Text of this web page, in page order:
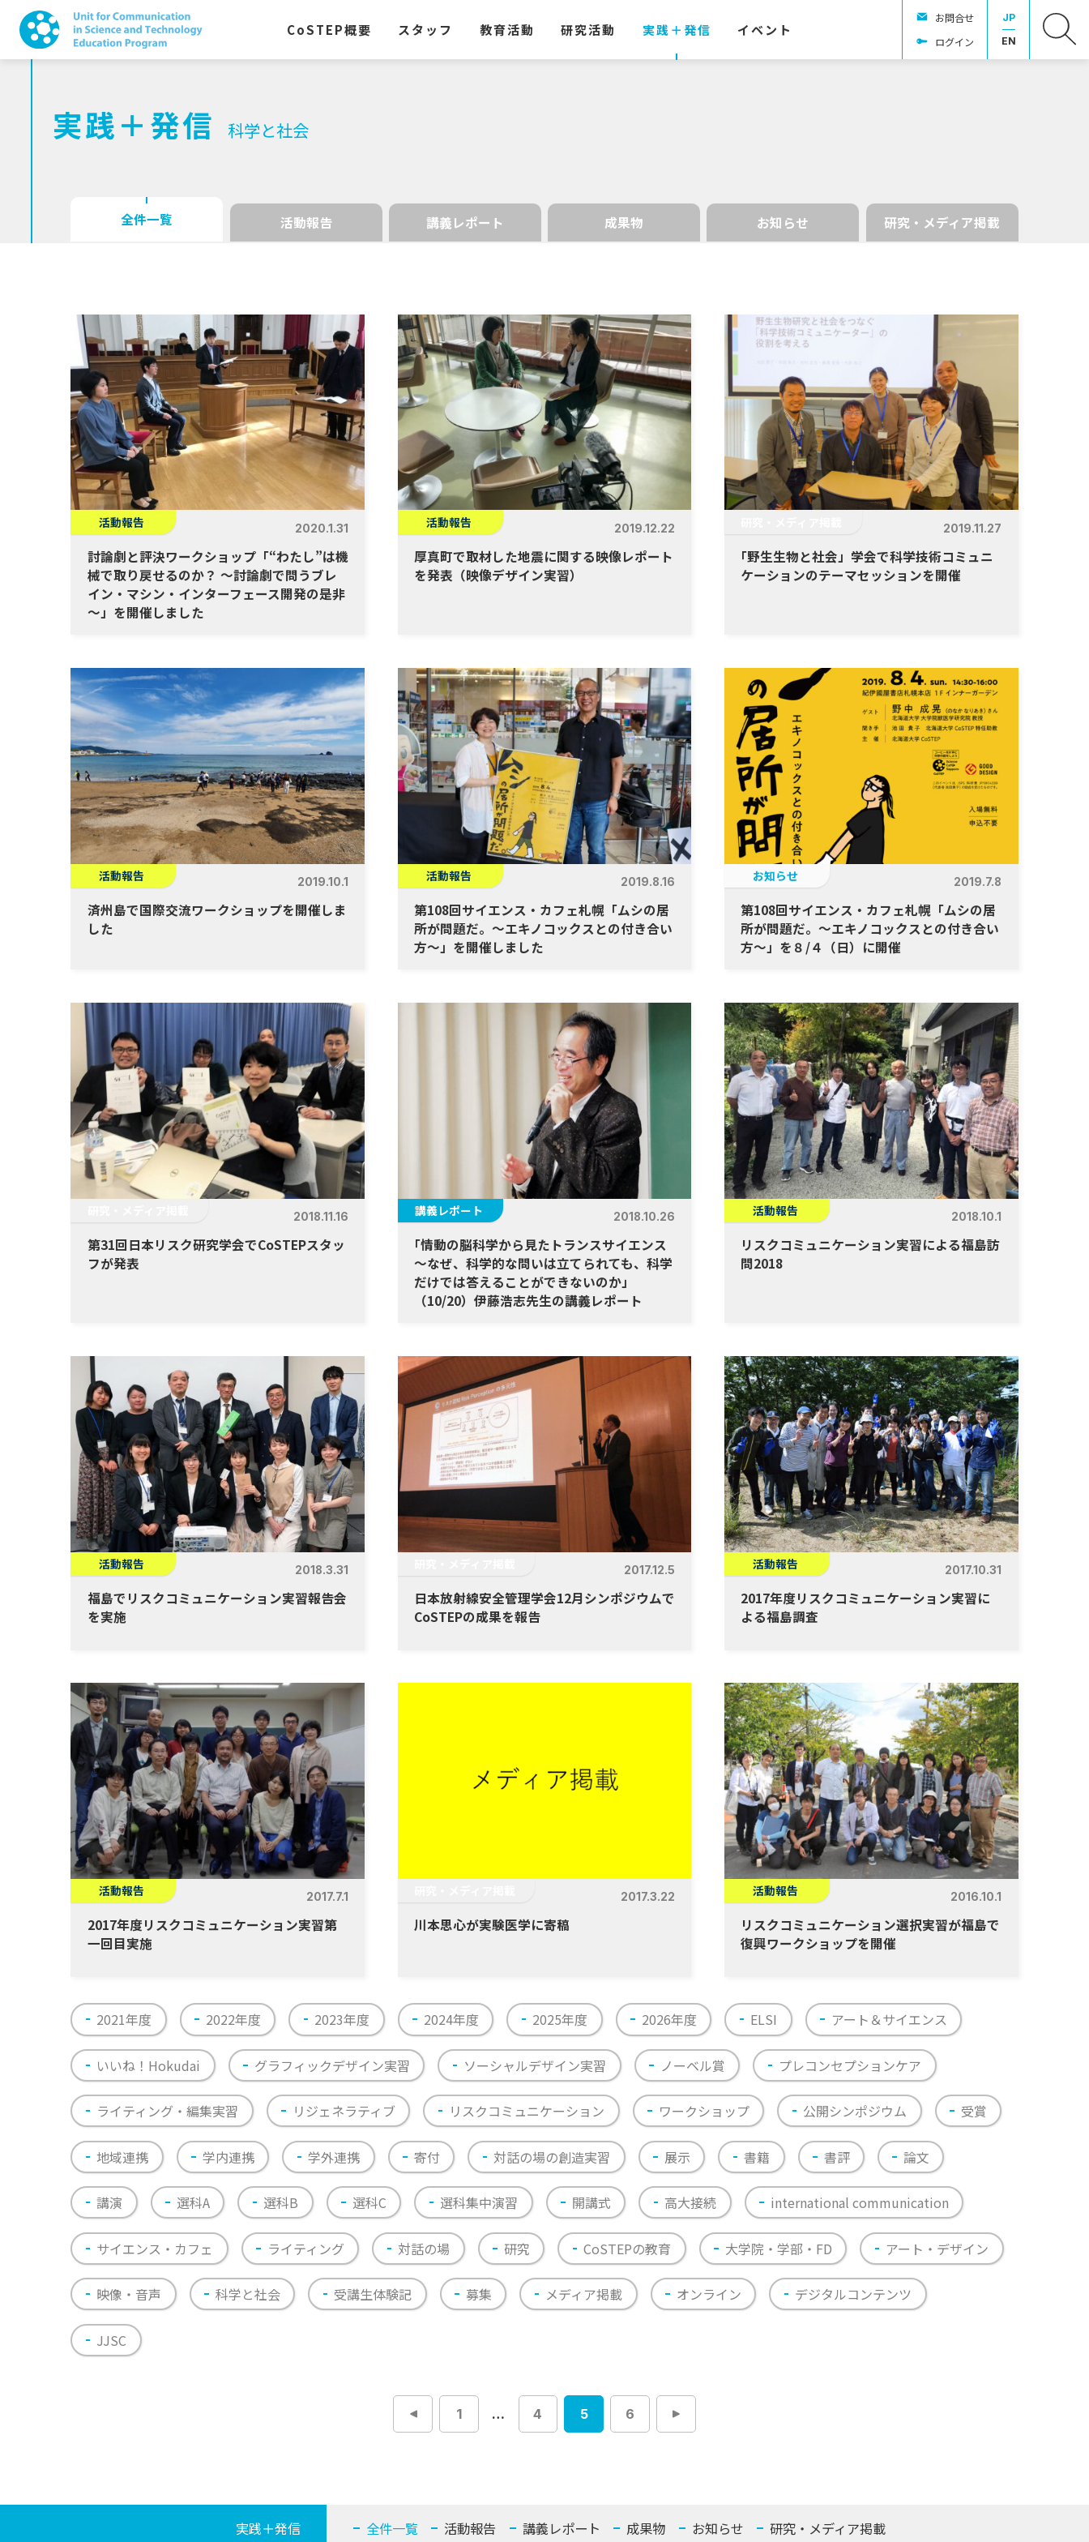
CoSTEP概要 スタッフ 教育活動 研究活動 実践＋発信 イベント
お問合せ
ログイン
JP
EN
実践＋発信 科学と社会
全件一覧 活動報告 講義レポート 成果物 お知らせ 研究・メディア掲載
活動報告 2020.1.31
討論劇と評決ワークショップ「“わたし”は機
械で取り戻せるのか？ ～討論劇で問うブレ
イン・マシン・インターフェース開発の是非
～」を開催しました
活動報告 2019.12.22
厚真町で取材した地震に関する映像レポート
を発表（映像デザイン実習）
2019.11.27
「野生生物と社会」学会で科学技術コミュニ
ケーションのテーマセッションを開催
活動報告 2019.10.1
済州島で国際交流ワークショップを開催しま
した
活動報告 2019.8.16
第108回サイエンス・カフェ札幌「ムシの居
所が問題だ。～エキノコックスとの付き合い
方～」を開催しました
お知らせ 2019.7.8
第108回サイエンス・カフェ札幌「ムシの居
所が問題だ。～エキノコックスとの付き合い
方～」を８/４（日）に開催
2018.11.16
第31回日本リスク研究学会でCoSTEPスタッ
フが発表
講義レポート 2018.10.26
「情動の脳科学から見たトランスサイエンス
～なぜ、科学的な問いは立てられても、科学
だけでは答えることができないのか」
（10/20）伊藤浩志先生の講義レポート
活動報告 2018.10.1
リスクコミュニケーション実習による福島訪
問2018
活動報告 2018.3.31
福島でリスクコミュニケーション実習報告会
を実施
2017.12.5
日本放射線安全管理学会12月シンポジウムで
CoSTEPの成果を報告
活動報告 2017.10.31
2017年度リスクコミュニケーション実習に
よる福島調査
活動報告 2017.7.1
2017年度リスクコミュニケーション実習第
一回目実施
2017.3.22
川本思心が実験医学に寄稿
活動報告 2016.10.1
リスクコミュニケーション選択実習が福島で
復興ワークショップを開催
2021年度 2022年度 2023年度 2024年度 2025年度 2026年度 ELSI アート＆サイエンス
いいね！Hokudai グラフィックデザイン実習 ソーシャルデザイン実習 ノーベル賞 プレコンセプションケア
ライティング・編集実習 リジェネラティブ リスクコミュニケーション ワークショップ 公開シンポジウム 受賞
地域連携 学内連携 学外連携 寄付 対話の場の創造実習 展示 書籍 書評 論文
講演 選科A 選科B 選科C 選科集中演習 開講式 高大接続 international communication
サイエンス・カフェ ライティング 対話の場 研究 CoSTEPの教育 大学院・学部・FD アート・デザイン
映像・音声 科学と社会 受講生体験記 募集 メディア掲載 オンライン デジタルコンテンツ
JJSC
稿
ン
1 … 4 5 6
実践＋発信 全件一覧 活動報告 講義レポート 成果物 お知らせ 研究・メディア掲載